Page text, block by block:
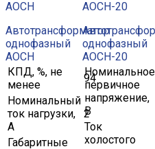
Автотрансформатор
однофазный
АОСН
КПД, %, не
менее
94
Номинальный
ток нагрузки,
А
2
Габаритные
однофазный
АОСН-20
Номинальное
первичное
напряжение,
В
Ток
холостого